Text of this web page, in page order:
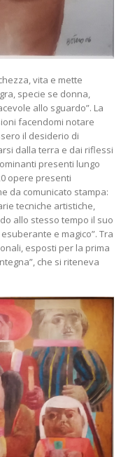
vita e mette
specie se donna,
allo sguardo”. La
facendomi notare
il desiderio di
dalla terra e dai riflessi
presenti lungo
opere presenti
da comunicato stampa:
tecniche artistiche,
allo stesso tempo il suo
e magico”. Tra
esposti per la prima
che si riteneva